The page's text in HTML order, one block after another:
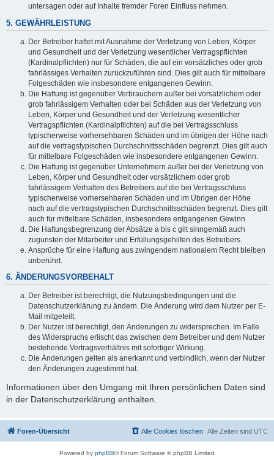
untersagen oder auf Inhalte fremder Foren Einfluss nehmen.
5. GEWÄHRLEISTUNG
Der Betreiber haftet mit Ausnahme der Verletzung von Leben, Körper
und Gesundheit und der Verletzung wesentlicher Vertragspflichten
(Kardinalpflichten) nur für Schäden, die auf ein vorsätzliches oder grob
fahrlässiges Verhalten zurückzuführen sind. Dies gilt auch für mittelbare
Folgeschäden wie insbesondere entgangenen Gewinn.
Die Haftung ist gegenüber Verbrauchern außer bei vorsätzlichem oder
grob fahrlässigem Verhalten oder bei Schäden aus der Verletzung von
Leben, Körper und Gesundheit und der Verletzung wesentlicher
Vertragspflichten (Kardinalpflichten) auf die bei Vertragsschluss
typischerweise vorhersehbaren Schäden und im übrigen der Höhe nach
auf die vertragstypischen Durchschnittsschäden begrenzt. Dies gilt auch
für mittelbare Folgeschäden wie insbesondere entgangenen Gewinn.
Die Haftung ist gegenüber Unternehmern außer bei der Verletzung von
Leben, Körper und Gesundheit oder vorsätzlichem oder grob
fahrlässigem Verhalten des Betreibers auf die bei Vertragsschluss
typischerweise vorhersehbaren Schäden und im Übrigen der Höhe
nach auf die vertragstypischen Durchschnittsschäden begrenzt. Dies gilt
auch für mittelbare Schäden, insbesondere entgangenen Gewinn.
Die Haftungsbegrenzung der Absätze a bis c gilt sinngemäß auch
zugunsten der Mitarbeiter und Erfüllungsgehilfen des Betreibers.
Ansprüche für eine Haftung aus zwingendem nationalem Recht bleiben
unberührt.
6. ÄNDERUNGSVORBEHALT
Der Betreiber ist berechtigt, die Nutzungsbedingungen und die
Datenschutzerklärung zu ändern. Die Änderung wird dem Nutzer per E-
Mail mitgeteilt.
Der Nutzer ist berechtigt, den Änderungen zu widersprechen. Im Falle
des Widerspruchs erlischt das zwischen dem Betreiber und dem Nutzer
bestehende Vertragsverhältnis mit sofortiger Wirkung.
Die Änderungen gelten als anerkannt und verbindlich, wenn der Nutzer
den Änderungen zugestimmt hat.
Informationen über den Umgang mit Ihren persönlichen Daten sind
in der Datenschutzerklärung enthalten.
Foren-Übersicht Alle Zeiten sind UTC
Alle Cookies löschen
Powered by phpBB® Forum Software © phpBB Limited